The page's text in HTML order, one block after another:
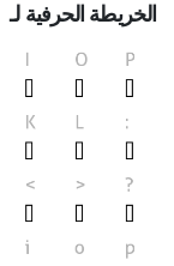
الخريطة الحرفية لـ